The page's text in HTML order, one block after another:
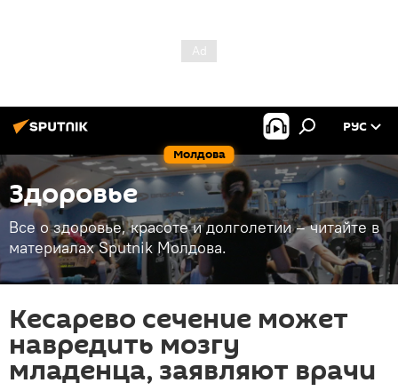
Молдова
РУС
Здоровье
Все о здоровье, красоте и долголетии – читайте в
материалах Sputnik Молдова.
Кесарево сечение может
навредить мозгу
младенца, заявляют врачи